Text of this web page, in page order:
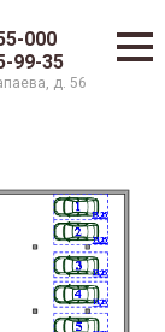
000
99-35
д. 56